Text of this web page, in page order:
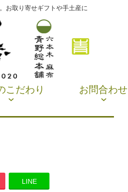
お取り寄せギフトや手土産に
こだわり お問合わせ
LINE